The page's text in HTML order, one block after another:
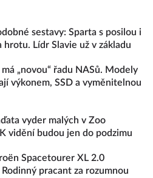
sestavy: Sparta s posilou i
hrotu. Lídr Slavie už v základu
„novou“ řadu NASů. Modely
výkonem, SSD a vyměnitelnou
vyder malých v Zoo
vidění budou jen do podzimu
Spacetourer XL 2.0
pracant za rozumnou